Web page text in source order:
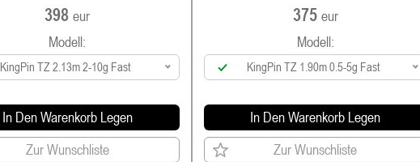
398eur
Modell:
KingPin TZ 2.13m 2-10g Fast
In Den Warenkorb Legen
Zur Wunschliste
375 eur
Modell:
KingPin TZ 1.90m 0.5-5g Fast
In Den Warenkorb Legen
Zur Wunschliste